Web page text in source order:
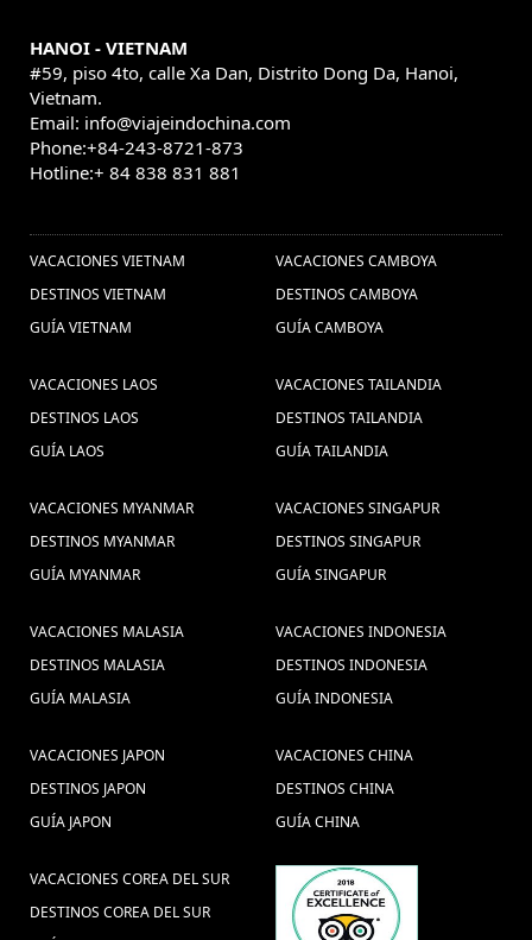
HANOI - VIETNAM
#59, piso 4to, calle Xa Dan, Distrito Dong Da, Hanoi,
Vietnam.
Email: info@viajeindochina.com
Phone:+84-243-8721-873
Hotline:+ 84 838 831 881
VACACIONES VIETNAM
DESTINOS VIETNAM
GUÍA VIETNAM
VACACIONES CAMBOYA
DESTINOS CAMBOYA
GUÍA CAMBOYA
VACACIONES LAOS
DESTINOS LAOS
GUÍA LAOS
VACACIONES TAILANDIA
DESTINOS TAILANDIA
GUÍA TAILANDIA
VACACIONES MYANMAR
DESTINOS MYANMAR
GUÍA MYANMAR
VACACIONES SINGAPUR
DESTINOS SINGAPUR
GUÍA SINGAPUR
VACACIONES MALASIA
DESTINOS MALASIA
GUÍA MALASIA
VACACIONES INDONESIA
DESTINOS INDONESIA
GUÍA INDONESIA
VACACIONES JAPON
DESTINOS JAPON
GUÍA JAPON
VACACIONES CHINA
DESTINOS CHINA
GUÍA CHINA
VACACIONES COREA DEL SUR
DESTINOS COREA DEL SUR